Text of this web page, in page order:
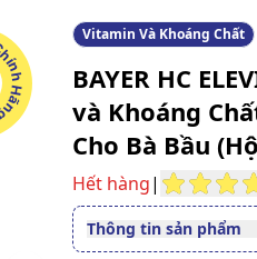
Vitamin Và Khoáng Chất
BAYER HC
và Khoáng
Cho Bà Bầu
Hết hàng|
Thông tin sản phẩm